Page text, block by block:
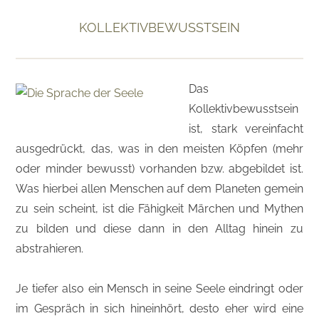
KOLLEKTIVBEWUSSTSEIN
Das
Kollektivbewusstsein
ist, stark vereinfacht
ausgedrückt, das, was in den meisten Köpfen (mehr
oder minder bewusst) vorhanden bzw. abgebildet ist.
Was hierbei allen Menschen auf dem Planeten gemein
zu sein scheint, ist die Fähigkeit Märchen und Mythen
zu bilden und diese dann in den Alltag hinein zu
abstrahieren.
Je tiefer also ein Mensch in seine Seele eindringt oder
im Gespräch in sich hineinhört, desto eher wird eine